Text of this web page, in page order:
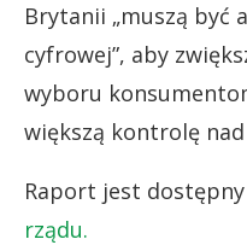
Brytanii „muszą być
cyfrowej”, aby
wyboru
większą kontrolę
Raport jest
rządu.